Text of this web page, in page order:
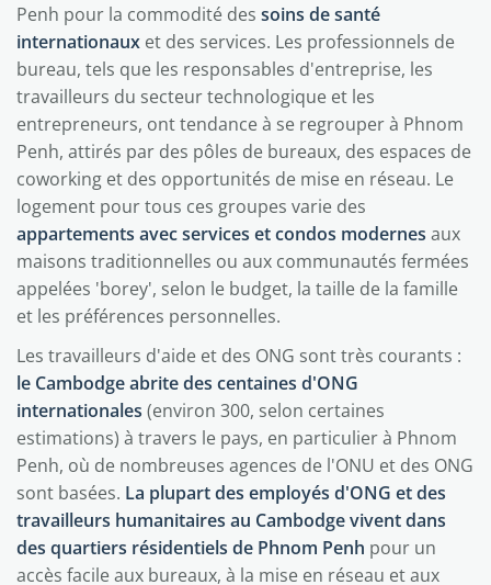
Penh pour la commodité des soins de santé
internationaux et des services. Les professionnels de
bureau, tels que les responsables d'entreprise, les
travailleurs du secteur technologique et les
entrepreneurs, ont tendance à se regrouper à Phnom
Penh, attirés par des pôles de bureaux, des espaces de
coworking et des opportunités de mise en réseau. Le
logement pour tous ces groupes varie des
appartements avec services et condos modernes aux
maisons traditionnelles ou aux communautés fermées
appelées 'borey', selon le budget, la taille de la famille
et les préférences personnelles.
Les travailleurs d'aide et des ONG sont très courants :
le Cambodge abrite des centaines d'ONG
internationales (environ 300, selon certaines
estimations) à travers le pays, en particulier à Phnom
Penh, où de nombreuses agences de l'ONU et des ONG
sont basées. La plupart des employés d'ONG et des
travailleurs humanitaires au Cambodge vivent dans
des quartiers résidentiels de Phnom Penh pour un
accès facile aux bureaux, à la mise en réseau et aux